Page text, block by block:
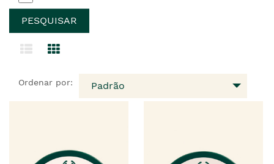
Ordenar por: Padrão